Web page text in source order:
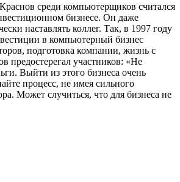
среди компьютерщиков считался
бизнесе. Он даже
наставлять коллег. Так, в 1997 году
в компьютерный бизнес
подготовка компании, жизнь с
предостерегал участников: «Не
Выйти из этого бизнеса очень
процесс, не имея сильного
Может случиться, что для бизнеса не